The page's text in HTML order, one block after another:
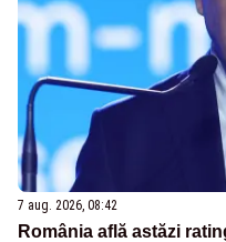
7 aug. 2026, 08:42
România află astăzi